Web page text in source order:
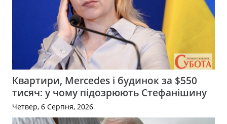
Квартири, Mercedes і будинок за $550
тисяч: у чому підозрюють Стефанішину
Четвер, 6 Серпня, 2026